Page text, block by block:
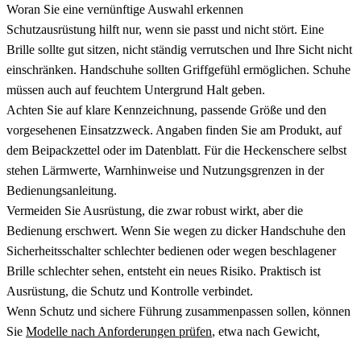
Woran Sie eine vernünftige Auswahl erkennen
Schutzausrüstung hilft nur, wenn sie passt und nicht stört. Eine
Brille sollte gut sitzen, nicht ständig verrutschen und Ihre Sicht nicht
einschränken. Handschuhe sollten Griffgefühl ermöglichen. Schuhe
müssen auch auf feuchtem Untergrund Halt geben.
Achten Sie auf klare Kennzeichnung, passende Größe und den
vorgesehenen Einsatzzweck. Angaben finden Sie am Produkt, auf
dem Beipackzettel oder im Datenblatt. Für die Heckenschere selbst
stehen Lärmwerte, Warnhinweise und Nutzungsgrenzen in der
Bedienungsanleitung.
Vermeiden Sie Ausrüstung, die zwar robust wirkt, aber die
Bedienung erschwert. Wenn Sie wegen zu dicker Handschuhe den
Sicherheitsschalter schlechter bedienen oder wegen beschlagener
Brille schlechter sehen, entsteht ein neues Risiko. Praktisch ist
Ausrüstung, die Schutz und Kontrolle verbindet.
Wenn Schutz und sichere Führung zusammenpassen sollen, können
Sie Modelle nach Anforderungen prüfen, etwa nach Gewicht,